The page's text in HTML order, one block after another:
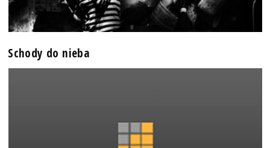
Schody do nieba